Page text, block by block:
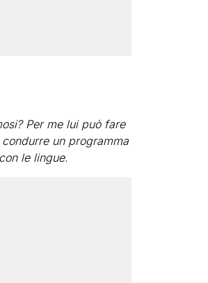
Per me lui può fare
un programma
le lingue.